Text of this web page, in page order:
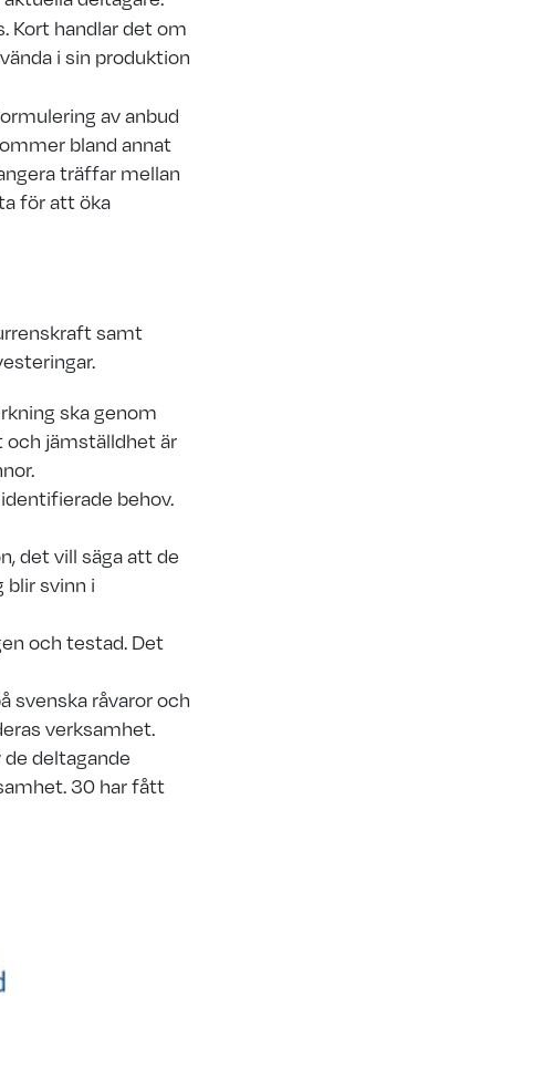
Kort handlar det om
i sin produktion
av anbud
bland annat
träffar mellan
för att öka
samt
ska genom
och jämställdhet är
identifierade behov.
det vill säga att de
blirsvinn i
och testad. Det
svenska råvaror och
verksamhet​.
de deltagande
30 har fått